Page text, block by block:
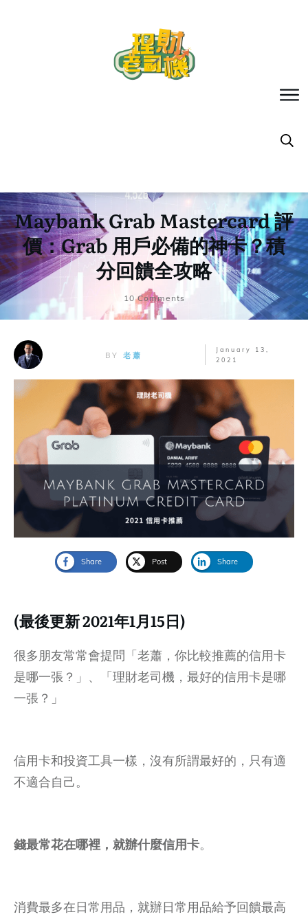
Maybank Grab Mastercard 評
價：Grab 用戶必備的神卡？積
分回饋全攻略
10Comments
BY 老蕭
January 13,
2021
Share Post Share
(最後更新 2021年1月15日)
很多朋友常常會提問「老蕭，你比較推薦的信用卡
是哪一張？」、「理財老司機，最好的信用卡是哪
一張？」
信用卡和投資工具一樣，沒有所謂最好的，只有適
不適合自己。
錢最常花在哪裡，就辦什麼信用卡。
消費最多在日常用品，就辦日常用品給予回饋最高